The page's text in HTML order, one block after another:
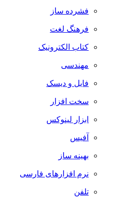
فشرده ساز
فرهنگ لغت
کتاب الکترونیک
مهندسی
فایل و دیسک
سخت افزار
ابزار لینوکس
آفیس
بهینه ساز
نرم افزارهای فارسی
تلفن